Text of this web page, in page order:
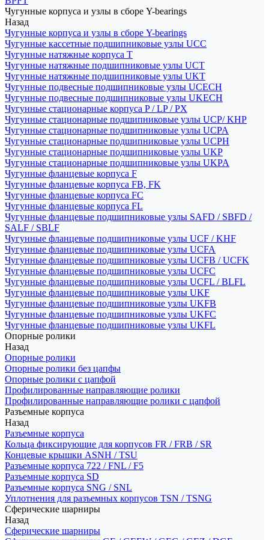
Чугунные корпуса и узлы в сборе Y-bearings
Назад
Чугунные корпуса и узлы в сборе Y-bearings
Чугунные кассетные подшипниковые узлы UCC
Чугунные натяжные корпуса T
Чугунные натяжные подшипниковые узлы UCT
Чугунные натяжные подшипниковые узлы UKT
Чугунные подвесные подшипниковые узлы UCECH
Чугунные подвесные подшипниковые узлы UKECH
Чугунные стационарные корпуса P / LP / PX
Чугунные стационарные подшипниковые узлы UCP/ KHP
Чугунные стационарные подшипниковые узлы UCPA
Чугунные стационарные подшипниковые узлы UCPH
Чугунные стационарные подшипниковые узлы UKP
Чугунные стационарные подшипниковые узлы UKPA
Чугунные фланцевые корпуса F
Чугунные фланцевые корпуса FB, FK
Чугунные фланцевые корпуса FC
Чугунные фланцевые корпуса FL
Чугунные фланцевые подшипниковые узлы SAFD / SBFD /
SALF / SBLF
Чугунные фланцевые подшипниковые узлы UCF / KHF
Чугунные фланцевые подшипниковые узлы UCFA
Чугунные фланцевые подшипниковые узлы UCFB / UCFK
Чугунные фланцевые подшипниковые узлы UCFC
Чугунные фланцевые подшипниковые узлы UCFL / BLFL
Чугунные фланцевые подшипниковые узлы UKF
Чугунные фланцевые подшипниковые узлы UKFB
Чугунные фланцевые подшипниковые узлы UKFC
Чугунные фланцевые подшипниковые узлы UKFL
Опорные ролики
Назад
Опорные ролики
Опорные ролики без цапфы
Опорные ролики с цапфой
Профилированные направляющие ролики
Профилированные направляющие ролики с цапфой
Разъемные корпуса
Назад
Разъемные корпуса
Кольца фиксирующие для корпусов FR / FRB / SR
Концевые крышки ASNH / TSU
Разъемные корпуса 722 / FNL / F5
Разъемные корпуса SD
Разъемные корпуса SNG / SNL
Уплотнения для разъемных корпусов TSN / TSNG
Сферические шарниры
Назад
Сферические шарниры